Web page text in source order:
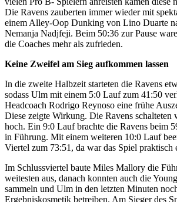
Die Ravens zauberten immer wieder mit
einem Alley-Oop Dunking von Lino Duarte
Nemanja Nadjfeji. Beim 50:36 zur Pause
die Coaches mehr als zufrieden.
Keine Zweifel am Sieg aufkommen lassen
In die zweite Halbzeit starteten die Ravens
sodass Ulm mit einem 5:0 Lauf zum 41:50
Headcoach Rodrigo Reynoso eine frühe
Diese zeigte Wirkung. Die Ravens schalteten
hoch. Ein 9:0 Lauf brachte die Ravens beim
in Führung. Mit einem weiteren 10:0 Lauf
Viertel zum 73:51, da war das Spiel praktisch
Im Schlussviertel baute Miles Mallory die
weitesten aus, danach konnten auch die
sammeln und Ulm in den letzten Minuten
Ergebniskosmetik betreiben. Am Sieger des